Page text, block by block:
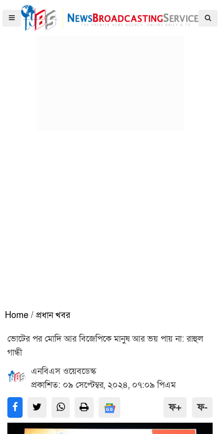
Home / প্রধান খবর
ভোটের পর মোদি আর বিজেপিকে মানুষ আর ভয় পায় না: রাহুল
গান্ধী
এনবিএস ওয়েবডেস্ক
প্রকাশিত: ০৯ সেপ্টেম্বর, ২০২৪, ০৭:০৯ পিএম
ফ+ ফ-